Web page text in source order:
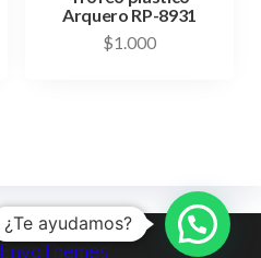
Arquero RP-8931
$1.000
EnvoThemes
¿Te ayudamos?